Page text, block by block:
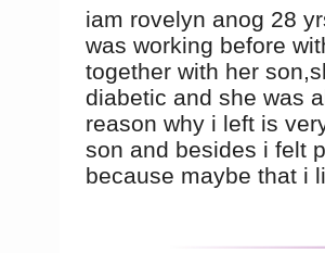
iam rovelyn anog 28
was working before
together with her
diabetic and she was
reason why i left is
son and besides i felt
because maybe that i